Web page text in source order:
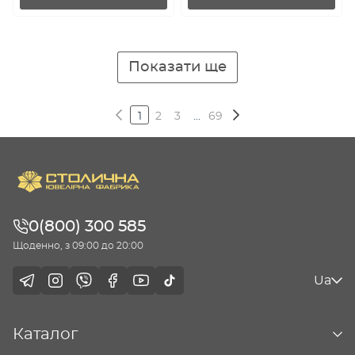
Показати ще
2 3 ... 69
0(800) 300 585
Щоденно, з 09:00 до 20:00
Ua
Каталог